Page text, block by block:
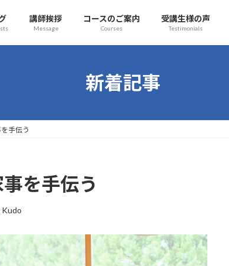
講師挨拶
Message
コースのご案内
Courses
受講生様の声
Testimonials
新着記事
手伝う
を手伝う
Kudo